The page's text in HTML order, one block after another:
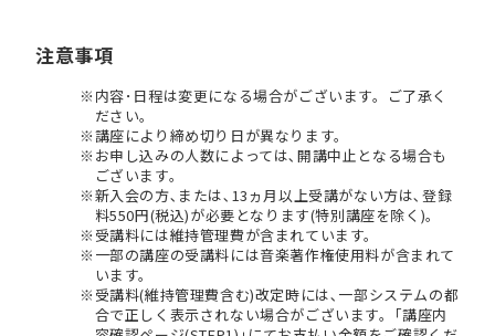
注意事項
内容･日程は変更になる場合がございます。ご了承く
ださい。
講座により締め切り日が異なります。
お申し込みの人数によっては､開講中止となる場合も
ございます。
新入会の方､または､13ヵ月以上受講がない方は､登録
料550円(税込)が必要となります(特別講座を除く)。
受講料には維持管理費が含まれています。
一部の講座の受講料には音楽著作権使用料が含まれて
います。
受講料(維持管理費含む)改定時には､一部システムの都
合で正しく表示されない場合がございます。｢講座内